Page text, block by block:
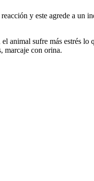
y este agrede a un
animal sufre más estrés lo
marcaje con orina.